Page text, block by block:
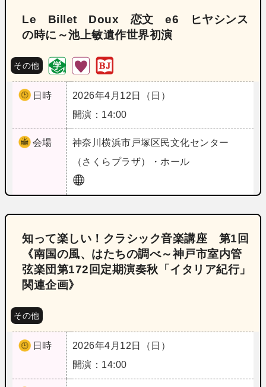
Le Billet Doux 恋文 e6 ヒヤシンス
の時に～池上敏遺作世界初演
その他
日時
2026年4月12日（日）
開演：14:00
会場 神奈川横浜市戸塚区民文化センター
（さくらプラザ）・ホール
知って楽しい！クラシック音楽講座 第1回
《南国の風、はたちの調べ～神戸市室内管
弦楽団第172回定期演奏秋「イタリア紀行」
関連企画》
その他
日時
2026年4月12日（日）
開演：14:00